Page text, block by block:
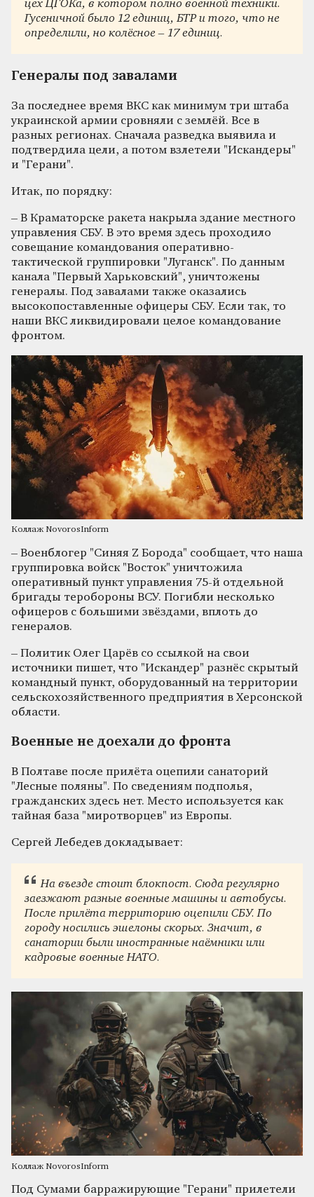
цех ЦГОКа, в котором полно военной техники.
Гусеничной было 12 единиц, БТР и того, что не
определили, но колёсное – 17 единиц.
Генералы под завалами
За последнее время ВКС как минимум три штаба
украинской армии сровняли с землёй. Все в
разных регионах. Сначала разведка выявила и
подтвердила цели, а потом взлетели "Искандеры"
и "Герани".
Итак, по порядку:
– В Краматорске ракета накрыла здание местного
управления СБУ. В это время здесь проходило
совещание командования оперативно-
тактической группировки "Луганск". По данным
канала "Первый Харьковский", уничтожены
генералы. Под завалами также оказались
высокопоставленные офицеры СБУ. Если так, то
наши ВКС ликвидировали целое командование
фронтом.
Коллаж NovorosInform
– Военблогер "Синяя Z Борода" сообщает, что наша
группировка войск "Восток" уничтожила
оперативный пункт управления 75-й отдельной
бригады теробороны ВСУ. Погибли несколько
офицеров с большими звёздами, вплоть до
генералов.
– Политик Олег Царёв со ссылкой на свои
источники пишет, что "Искандер" разнёс скрытый
командный пункт, оборудованный на территории
сельскохозяйственного предприятия в Херсонской
области.
Военные не доехали до фронта
В Полтаве после прилёта оцепили санаторий
"Лесные поляны". По сведениям подполья,
гражданских здесь нет. Место используется как
тайная база "миротворцев" из Европы.
Сергей Лебедев докладывает:
На въезде стоит блокпост. Сюда регулярно
заезжают разные военные машины и автобусы.
После прилёта территорию оцепили СБУ. По
городу носились эшелоны скорых. Значит, в
санатории были иностранные наёмники или
кадровые военные НАТО.
Коллаж NovorosInform
Под Сумами барражирующие "Герани" прилетели